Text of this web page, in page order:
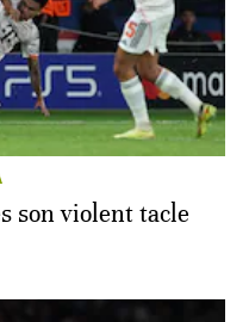
son violent tacle